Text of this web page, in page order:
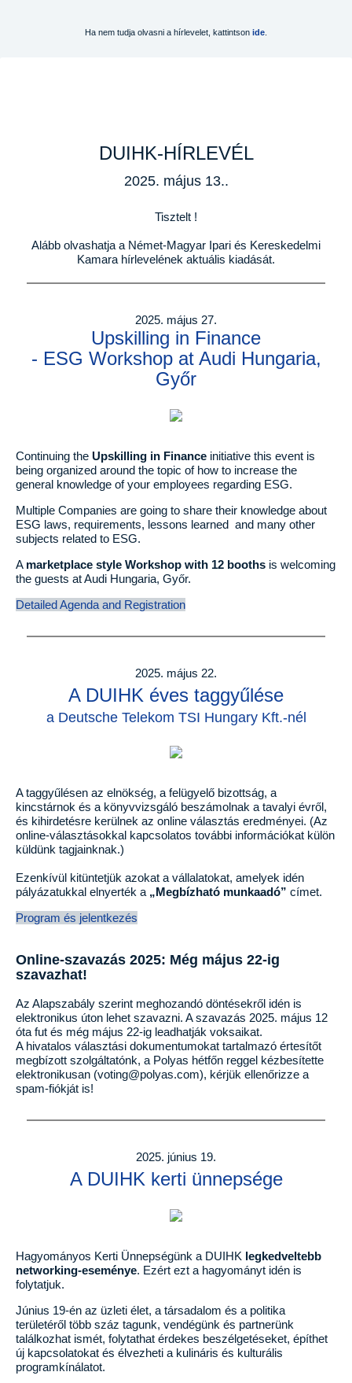
Ha nem tudja olvasni a hírlevelet, kattintson ide
DUIHK-HÍRLEVÉL
2025. május 13..
Tisztelt !
Alább olvashatja a Német-Magyar Ipari és Kereskedelmi
Kamara hírlevelének aktuális kiadását.
2025. május 27.
Upskilling in Finance
- ESG Workshop at Audi Hungaria,
Győr
Continuing the Upskilling in Finance initiative this event is
being organized around the topic of how to increase the
general knowledge of your employees regarding ESG.
Multiple Companies are going to share their knowledge about
ESG laws, requirements, lessons learned and many other
subjects related to ESG.
A marketplace style Workshop with 12 booths is welcoming
the guests at Audi Hungaria, Győr.
Detailed Agenda and Registration
2025. május 22.
A DUIHK éves taggyűlése
a Deutsche Telekom TSI Hungary Kft.-nél
A taggyűlésen az elnökség, a felügyelő bizottság, a
kincstárnok és a könyvvizsgáló beszámolnak a tavalyi évről,
és kihirdetésre kerülnek az online választás eredményei. (Az
online-választásokkal kapcsolatos további információkat külön
küldünk tagjainknak.)
Ezenkívül kitüntetjük azokat a vállalatokat, amelyek idén
pályázatukkal elnyerték a „Megbízható munkaadó” címet.
Program és jelentkezés
Online-szavazás 2025: Még május 22-ig
szavazhat!
Az Alapszabály szerint meghozandó döntésekről idén is
elektronikus úton lehet szavazni. A szavazás 2025. május 12
óta fut és még május 22-ig leadhatják voksaikat.
A hivatalos választási dokumentumokat tartalmazó értesítőt
megbízott szolgáltatónk, a Polyas hétfőn reggel kézbesítette
elektronikusan (voting@polyas.com), kérjük ellenőrizze a
spam-fiókját is!
2025. június 19.
A DUIHK kerti ünnepsége
Hagyományos Kerti Ünnepségünk a DUIHK legkedveltebb
networking-eseménye. Ezért ezt a hagyományt idén is
folytatjuk.
Június 19-én az üzleti élet, a társadalom és a politika
területéről több száz tagunk, vendégünk és partnerünk
találkozhat ismét, folytathat érdekes beszélgetéseket, építhet
új kapcsolatokat és élvezheti a kulináris és kulturális
programkínálatot.